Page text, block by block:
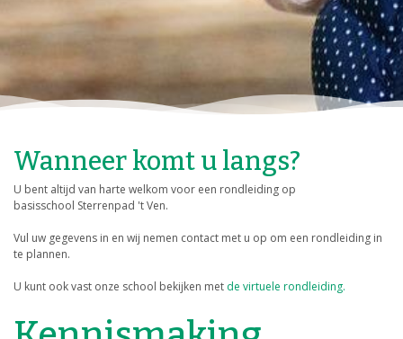
Wanneer komt u langs?
U bent altijd van harte welkom voor een rondleiding op
basisschool Sterrenpad 't Ven.
Vul uw gegevens in en wij nemen contact met u op om een rondleiding in
te plannen.
U kunt ook vast onze school bekijken met de virtuele rondleiding.